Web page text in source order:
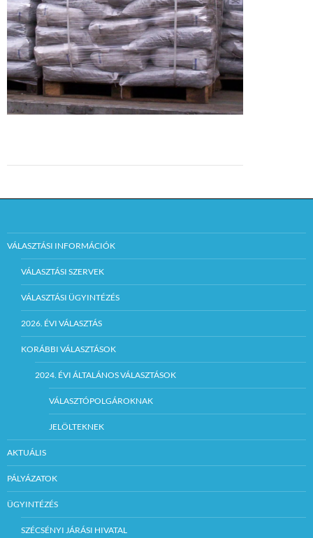
VÁLASZTÁSI INFORMÁCIÓK
VÁLASZTÁSI SZERVEK
VÁLASZTÁSI ÜGYINTÉZÉS
2026. ÉVI VÁLASZTÁS
KORÁBBI VÁLASZTÁSOK
2024. ÉVI ÁLTALÁNOS VÁLASZTÁSOK
VÁLASZTÓPOLGÁROKNAK
JELÖLTEKNEK
AKTUÁLIS
PÁLYÁZATOK
ÜGYINTÉZÉS
SZÉCSÉNYI JÁRÁSI HIVATAL